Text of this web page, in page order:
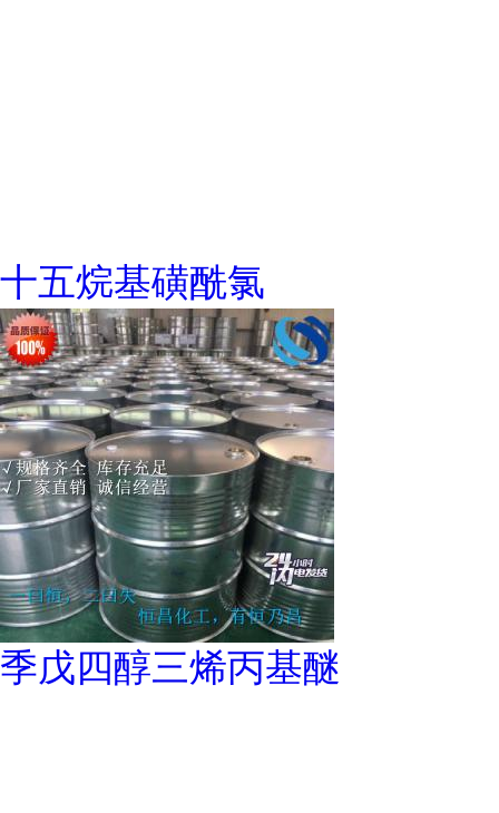
十五烷基磺酰氯
季戊四醇三烯丙基醚